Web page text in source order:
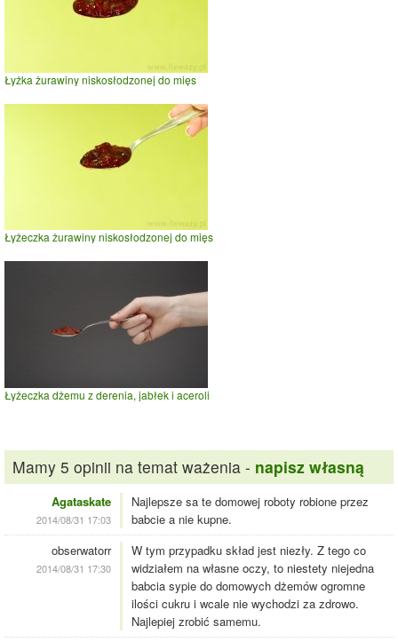
Łyżka żurawiny niskosłodzonej do mięs
Łyżeczka żurawiny niskosłodzonej do mięs
Łyżeczka dżemu z derenia, jabłek i aceroli
Mamy 5 opinii na temat ważenia - napisz własną
Agataskate
2014/08/31 17:03
Najlepsze sa te domowej roboty robione przez
babcie a nie kupne.
obserwatorr
2014/08/31 17:30
W tym przypadku skład jest niezły. Z tego co
widziałem na własne oczy, to niestety niejedna
babcia sypie do domowych dżemów ogromne
ilości cukru i wcale nie wychodzi za zdrowo.
Najlepiej zrobić samemu.